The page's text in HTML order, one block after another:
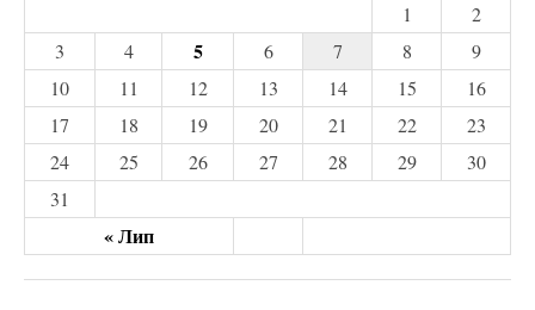
« Лип
1
2
3
4 5 6 7 8
9
10
11 12 13 14 15
16
17
18 19 20 21 22
23
24
25 26 27 28 29
30
31